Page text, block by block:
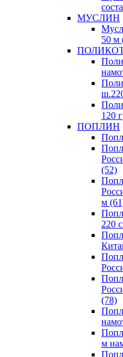
МУСЛИН
50 м
120
ПОПЛИН
(52)
м
220
(78)
м